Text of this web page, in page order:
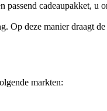
cadeaupakket, u
Op deze manier draagt
markten: